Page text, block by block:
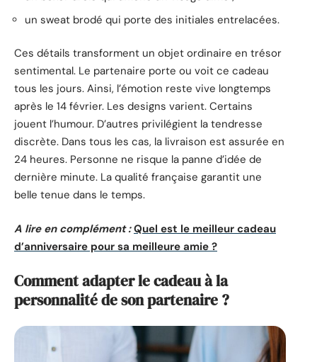
un sweat brodé qui porte des initiales entrelacées.
Ces détails transforment un objet ordinaire en trésor
sentimental. Le partenaire porte ou voit ce cadeau
tous les jours. Ainsi, l’émotion reste vive longtemps
après le 14 février. Les designs varient. Certains
jouent l’humour. D’autres privilégient la tendresse
discrète. Dans tous les cas, la livraison est assurée en
24 heures. Personne ne risque la panne d’idée de
dernière minute. La qualité française garantit une
belle tenue dans le temps.
A lire en complément : Quel est le meilleur cadeau
d’anniversaire pour sa meilleure amie ?
Comment adapter le cadeau à la
personnalité de son partenaire ?